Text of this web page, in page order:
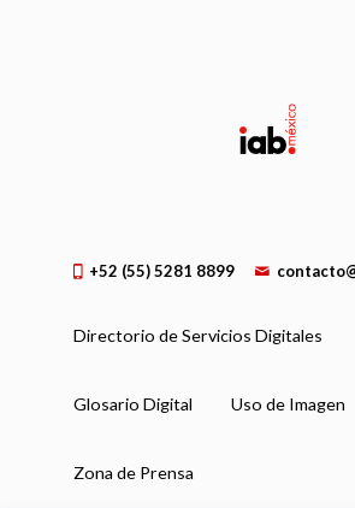
+52 (55) 5281 8899
Directorio de Servicios Digitales
Glosario Digital Uso de Imagen
Zona de Prensa